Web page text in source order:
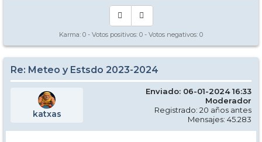
Karma: 0 - Votos positivos: 0 - Votos negativos: 0
Re: Meteo y Estsdo 2023-2024
katxas
Enviado: 06-01-2024 16:33
Moderador
Registrado: 20 años antes
Mensajes: 45.283